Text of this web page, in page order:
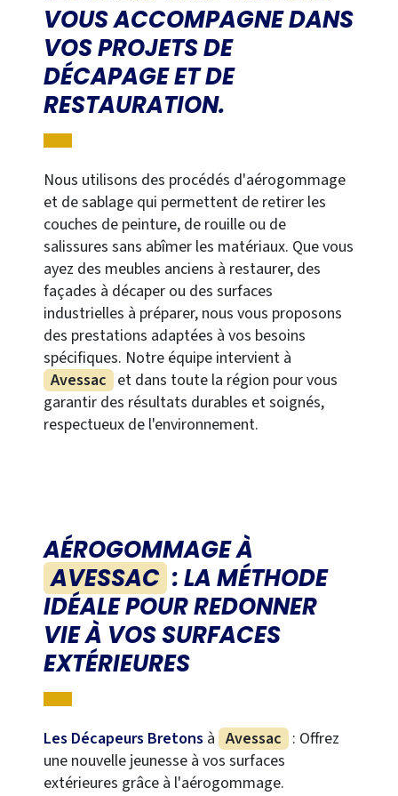
VOUS ACCOMPAGNE DANS
VOS PROJETS DE
DÉCAPAGE ET DE
RESTAURATION.
Nous utilisons des procédés d'aérogommage
et de sablage qui permettent de retirer les
couches de peinture, de rouille ou de
salissures sans abîmer les matériaux. Que vous
ayez des meubles anciens à restaurer, des
façades à décaper ou des surfaces
industrielles à préparer, nous vous proposons
des prestations adaptées à vos besoins
spécifiques. Notre équipe intervient à
Avessac et dans toute la région pour vous
garantir des résultats durables et soignés,
respectueux de l'environnement.
AÉROGOMMAGE À
AVESSAC : LA MÉTHODE
IDÉALE POUR REDONNER
VIE À VOS SURFACES
EXTÉRIEURES
Les Décapeurs Bretons à Avessac : Offrez
une nouvelle jeunesse à vos surfaces
extérieures grâce à l'aérogommage.